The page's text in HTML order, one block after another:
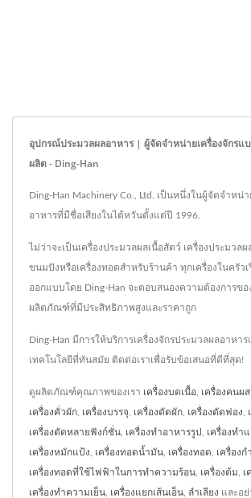
อุปกรณ์ประมวลผลอาหาร | ผู้จัดจำหน่ายเครื่องจักรแ
ผลิต - Ding-Han
Ding-Han Machinery Co., Ltd. เป็นหนึ่งในผู้จัดจำห
อาหารที่มีชื่อเสียงในไต้หวันตั้งแต่ปี 1996.
ไม่ว่าจะเป็นเครื่องประมวลผลเนื้อสัตว์ เครื่องประมวลผ
ขนมปังหรือเครื่องทอดสำหรับร้านค้า ทุกเครื่องในครัว
ออกแบบโดย Ding-Han จะตอบสนองความต้องการขอ
ผลิตภัณฑ์ที่มีประสิทธิภาพสูงและราคาถูก
Ding-Han มีการให้บริการเครื่องจักรประมวลผลอาหา
เทคโนโลยีที่ทันสมัย ติดต่อเราเพื่อรับข้อเสนอที่ดีที่สุด!
ดูผลิตภัณฑ์คุณภาพของเรา เครื่องบดเนื้อ เครื่องคนผ
เครื่องคั่วผัก เครื่องบรรจุ เครื่องตัดผัก เครื่องตัดฟอง
เครื่องตัดหลายฟังก์ชั่น เครื่องทำอาหารรูป เครื่องทำ
เครื่องหมักแป้ง เครื่องทอดน้ำมัน เครื่องทอด เครื่อง
เครื่องทอดที่ใช้ไฟฟ้าในการทำความร้อน เครื่องต้ม เ
เครื่องทำความเย็น เครื่องแยกเส้นเอ็น ลำเลียง และอย่